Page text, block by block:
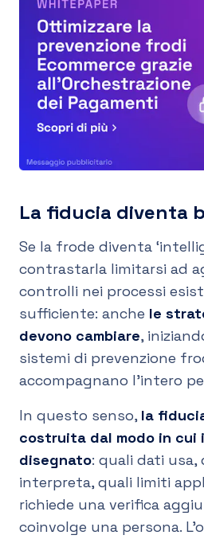
La fiducia diventa
Se la frode diventa
contrastarla limitarsi ad
controlli nei processi
sufficiente: anche le
devono cambiare,
sistemi di prevenzione
accompagnano l’intero
In questo senso, la
costruita dal modo in cui
disegnato: quali dati usa,
interpreta, quali limiti
richiede una verifica
coinvolge una persona.